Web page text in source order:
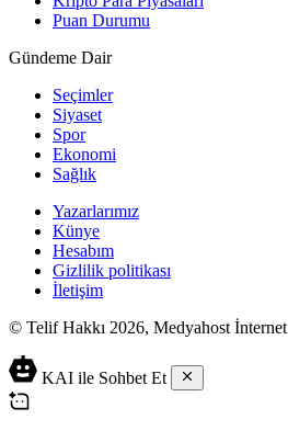
Puan Durumu
Gündeme Dair
Seçimler
Siyaset
Spor
Ekonomi
Sağlık
Yazarlarımız
Künye
Hesabım
Gizlilik politikası
İletişim
© Telif Hakkı 2026, Medyahost
casino
siteleri
casino
canlı
casino
siteleri
ev
yapımı
salça
KAI ile Sohbet Et